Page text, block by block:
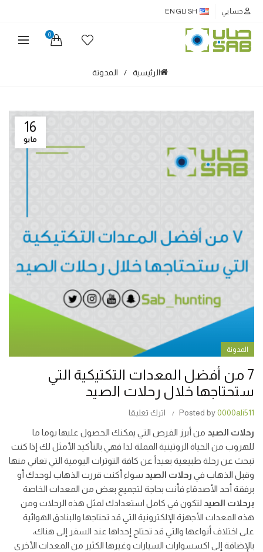
حسابي ENGLISH
0
الرئيسية المدونة
16
مايو
المدونة
7 من أفضل المعدات التكتيكية التي
ستحتاجها خلال رحلات الصيد
Posted by0000ali511 اترك تعليقا
رحلات الصيد من أبرز الفرص التي يمكنك الحصول عليها يوما ما
للهروب من الحياة الروتينية المملة لذا فهي بالتأكيد الأمثل لك إذا كنت
تبحث عن رحلة طبيعية بعيداً عن كافة التوترات اليومية التي تعاني منها
وقبل الذهاب في رحلات الصيد سواء أكنت قررت الذهاب لوحدك أو
برفقة أحد الأصدقاء فأنت بحاجة لتجميع بعض من المعدات الخاصة
برحلات الصيد لتكون في كامل استعدادك لمثل هذه الرحلات ومن
هذه المعدات الأجهزة الإلكترونية التي قد تحتاجها والبنادق الهوائية
على اختلاف أنواعها والتي قد تحتاج إحداها عند السفر إلى هناك،
بالإضافة إلى اكسسوارات السيارات وغيرها الكثير من المعدات الأخرى